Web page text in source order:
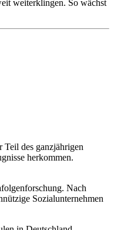
weiterklingen. So wächst
Teil des ganzjährigen
herkommen.
Nach
Sozialunternehmen